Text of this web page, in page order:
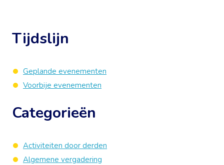
Tijdslijn
Geplande evenementen
Voorbije evenementen
Categorieën
Activiteiten door derden
Algemene vergadering